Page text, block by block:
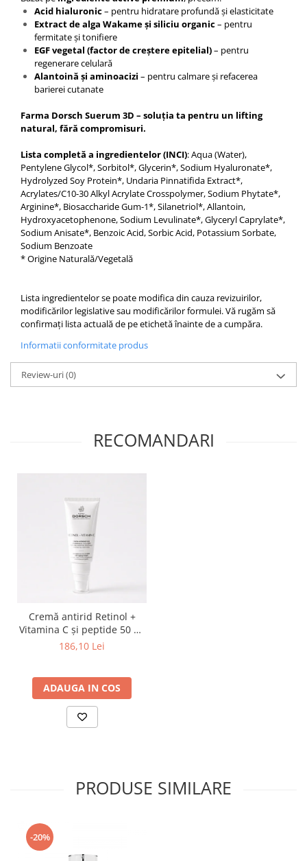
Acid hialuronic– pentru hidratare profundă și elasticitate
Extract de alga Wakame și siliciu organic– pentru
fermitate și tonifiere
EGF vegetal (factor de creștere epitelial)– pentru
regenerare celulară
Alantoină și aminoacizi – pentru calmare și refacerea
barierei cutanate
Farma Dorsch Suerum 3D – soluția ta pentru un lifting
natural, fără compromisuri.
Lista completă a ingredientelor (INCI): Aqua (Water),
Pentylene Glycol*, Sorbitol*, Glycerin*, Sodium Hyaluronate*,
Hydrolyzed Soy Protein*, Undaria Pinnatifida Extract*,
Acrylates/C10-30 Alkyl Acrylate Crosspolymer, Sodium Phytate*,
Arginine*, Biosaccharide Gum-1*, Silanetriol*, Allantoin,
Hydroxyacetophenone, Sodium Levulinate*, Glyceryl Caprylate*,
Sodium Anisate*, Benzoic Acid, Sorbic Acid, Potassium Sorbate,
Sodium Benzoate
* Origine Naturală/Vegetală
Lista ingredientelor se poate modifica din cauza revizuirilor,
modificărilor legislative sau modificărilor formulei. Vă rugăm să
confirmați lista actuală de pe etichetă înainte de a cumpăra.
Informatii conformitate produs
Review-uri(0)
RECOMANDARI
Cremă antirid Retinol +
Vitamina C și peptide 50 ml
– Farma Dorsch
186,10 Lei
ADAUGA IN COS
PRODUSE SIMILARE
-20%